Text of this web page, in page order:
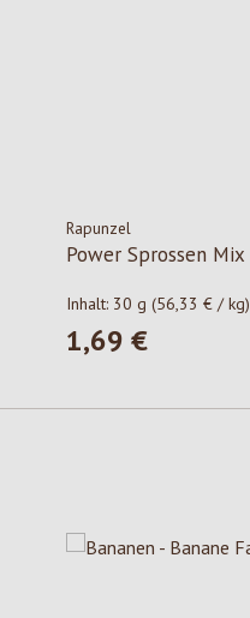
Rapunzel
Power Sprossen Mix
Inhalt: 30 g(56,33 € / kg)
Regulärer Preis:
1,69 €